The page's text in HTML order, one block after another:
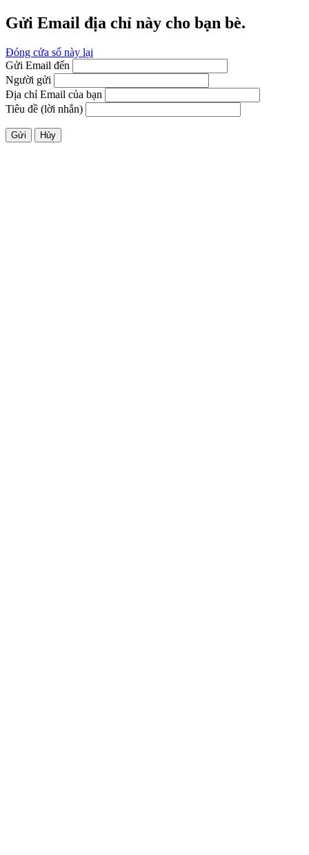
Gửi Email địa chỉ này cho bạn bè.
Đóng cửa sổ này lại
Gửi Email đến
Người gửi
Địa chỉ Email của bạn
Tiêu đề (lời nhắn)
Gửi Hủy